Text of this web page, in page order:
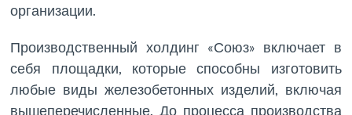
организации.
Производственный холдинг «Союз» включает в
себя площадки, которые способны изготовить
любые виды железобетонных изделий, включая
вышеперечисленные. До процесса производства